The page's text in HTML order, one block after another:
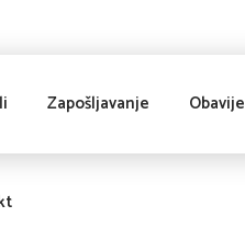
Zapošljavanje